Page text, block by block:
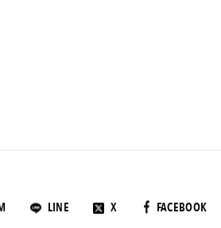
LINE X FACEBOOK